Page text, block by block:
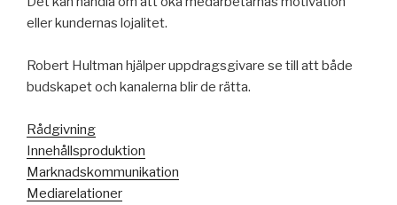
eller kundernas lojalitet.
Robert Hultman hjälper uppdragsgivare se till att både
budskapet och kanalerna blir de rätta.
Rådgivning
Innehållsproduktion
Marknadskommunikation
Mediarelationer